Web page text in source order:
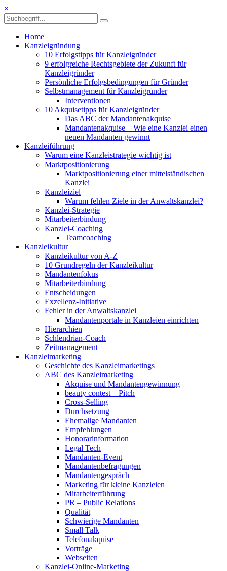
×
Home
Kanzleigründung
10 Erfolgstipps für Kanzleigründer
9 erfolgreiche Rechtsgebiete der Zukunft für
Kanzleigründer
Persönliche Erfolgsbedingungen für Gründer
Selbstmanagement für Kanzleigründer
Interventionen
10 Akquisetipps für Kanzleigründer
Das ABC der Mandantenakquise
Mandantenakquise – Wie eine Kanzlei einen
neuen Mandanten gewinnt
Kanzleiführung
Warum eine Kanzleistrategie wichtig ist
Marktpositionierung
Marktpositionierung einer mittelständischen
Kanzlei
Kanzleiziel
Warum fehlen Ziele in der Anwaltskanzlei?
Kanzlei-Strategie
Mitarbeiterbindung
Kanzlei-Coaching
Teamcoaching
Kanzleikultur
Kanzleikultur von A-Z
10 Grundregeln der Kanzleikultur
Mandantenfokus
Mitarbeiterbindung
Entscheidungen
Exzellenz-Initiative
Fehler in der Anwaltskanzlei
Mandantenportale in Kanzleien einrichten
Hierarchien
Schlendrian-Coach
Zeitmanagement
Kanzleimarketing
Geschichte des Kanzleimarketings
ABC des Kanzleimarketing
Akquise und Mandantengewinnung
beauty contest – Pitch
Cross-Selling
Durchsetzung
Ehemalige Mandanten
Empfehlungen
Honorarinformation
Legal Tech
Mandanten-Event
Mandantenbefragungen
Mandantengespräch
Marketing für kleine Kanzleien
Mitarbeiterführung
PR – Public Relations
Qualität
Schwierige Mandanten
Small Talk
Telefonakquise
Vorträge
Webseiten
Kanzlei-Online-Marketing